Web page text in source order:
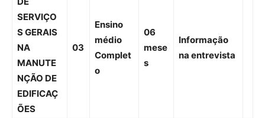
DE
SERVIÇO
S GERAIS
NA
MANUTE
NÇÃO DE
EDIFICAÇ
ÕES
03
Ensino
médio
Complet
o
06
mese
s
Informação
na entrevista